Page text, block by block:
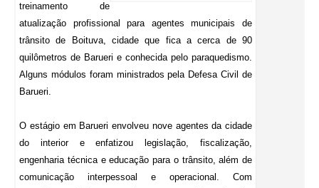
treinamento de
atualização profissional para agentes municipais de
trânsito de Boituva, cidade que fica a cerca de 90
quilômetros de Barueri e conhecida pelo paraquedismo.
Alguns módulos foram ministrados pela Defesa Civil de
Barueri.
O estágio em Barueri envolveu nove agentes da cidade
do interior e enfatizou legislação, fiscalização,
engenharia técnica e educação para o trânsito, além de
comunicação interpessoal e operacional. Com